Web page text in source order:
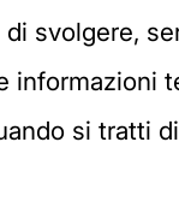
svolgere,
informazioni
si tratti